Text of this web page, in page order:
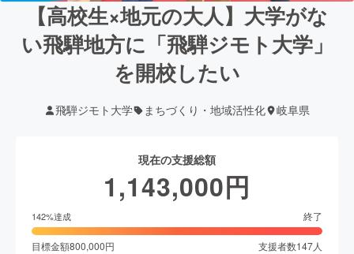
【高校生×地元の大人】大学がな
い飛騨地方に「飛騨ジモト大学」
を開校したい
飛騨ジモト大学 まちづくり・地域活性化 岐阜県
現在の支援総額
1,143,000円
142%達成 終了
目標金額800,000円 支援者数147人